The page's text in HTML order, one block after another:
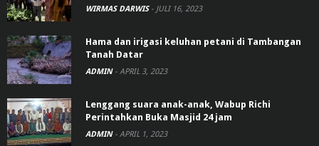
WIRMAS DARWIS - JULI 16, 2023
Hama dan irigasi keluhan petani di Tambangan
Tanah Datar
ADMIN - APRIL 3, 2023
Lenggang suara anak-anak, Wabup Richi
Perintahkan Buka Masjid 24 jam
ADMIN - APRIL 1, 2023